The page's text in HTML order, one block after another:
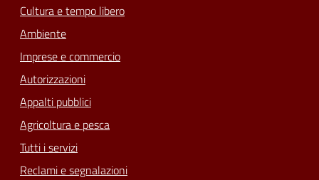
Cultura e tempo libero
Ambiente
Imprese e commercio
Autorizzazioni
Appalti pubblici
Agricoltura e pesca
Tutti i servizi
Reclami e segnalazioni